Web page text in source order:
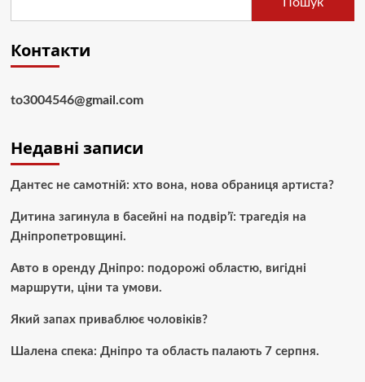
Пошук
Контакти
to3004546@gmail.com
Недавні записи
Дантес не самотній: хто вона, нова обраниця артиста?
Дитина загинула в басейні на подвір’ї: трагедія на
Дніпропетровщині.
Авто в оренду Дніпро: подорожі областю, вигідні
маршрути, ціни та умови.
Який запах приваблює чоловіків?
Шалена спека: Дніпро та область палають 7 серпня.